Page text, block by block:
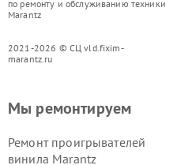
по ремонту и обслуживанию техники
Marantz
2021-2026 © СЦ vld.fixim-
marantz.ru
Мы ремонтируем
Ремонт проигрывателей
винила Marantz